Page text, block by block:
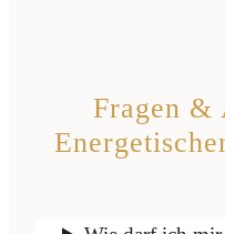
Fragen &